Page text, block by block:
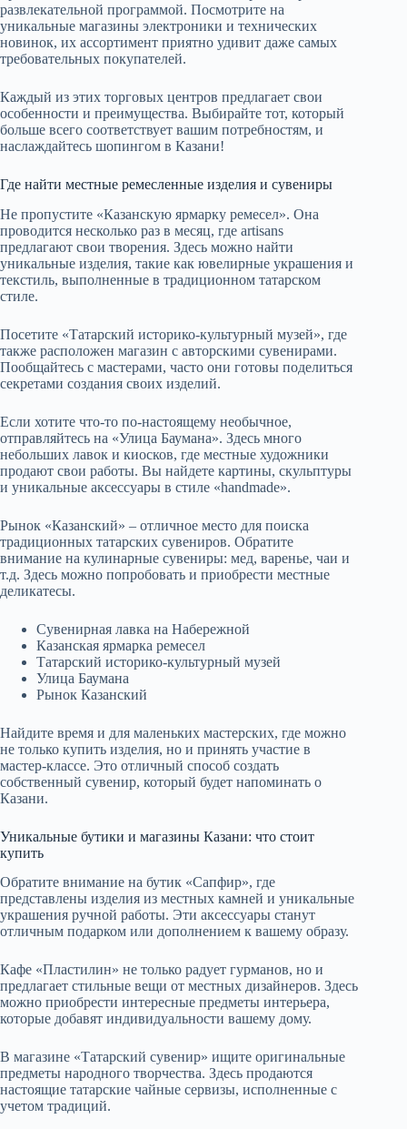
развлекательной программой. Посмотрите на
уникальные магазины электроники и технических
новинок, их ассортимент приятно удивит даже самых
требовательных покупателей.
Каждый из этих торговых центров предлагает свои
особенности и преимущества. Выбирайте тот, который
больше всего соответствует вашим потребностям, и
наслаждайтесь шопингом в Казани!
Где найти местные ремесленные изделия и сувениры
Не пропустите «Казанскую ярмарку ремесел». Она
проводится несколько раз в месяц, где artisans
предлагают свои творения. Здесь можно найти
уникальные изделия, такие как ювелирные украшения и
текстиль, выполненные в традиционном татарском
стиле.
Посетите «Татарский историко-культурный музей», где
также расположен магазин с авторскими сувенирами.
Пообщайтесь с мастерами, часто они готовы поделиться
секретами создания своих изделий.
Если хотите что-то по-настоящему необычное,
отправляйтесь на «Улица Баумана». Здесь много
небольших лавок и киосков, где местные художники
продают свои работы. Вы найдете картины, скульптуры
и уникальные аксессуары в стиле «handmade».
Рынок «Казанский» – отличное место для поиска
традиционных татарских сувениров. Обратите
внимание на кулинарные сувениры: мед, варенье, чаи и
т.д. Здесь можно попробовать и приобрести местные
деликатесы.
Сувенирная лавка на Набережной
Казанская ярмарка ремесел
Татарский историко-культурный музей
Улица Баумана
Рынок Казанский
Найдите время и для маленьких мастерских, где можно
не только купить изделия, но и принять участие в
мастер-классе. Это отличный способ создать
собственный сувенир, который будет напоминать о
Казани.
Уникальные бутики и магазины Казани: что стоит
купить
Обратите внимание на бутик «Сапфир», где
представлены изделия из местных камней и уникальные
украшения ручной работы. Эти аксессуары станут
отличным подарком или дополнением к вашему образу.
Кафе «Пластилин» не только радует гурманов, но и
предлагает стильные вещи от местных дизайнеров. Здесь
можно приобрести интересные предметы интерьера,
которые добавят индивидуальности вашему дому.
В магазине «Татарский сувенир» ищите оригинальные
предметы народного творчества. Здесь продаются
настоящие татарские чайные сервизы, исполненные с
учетом традиций.